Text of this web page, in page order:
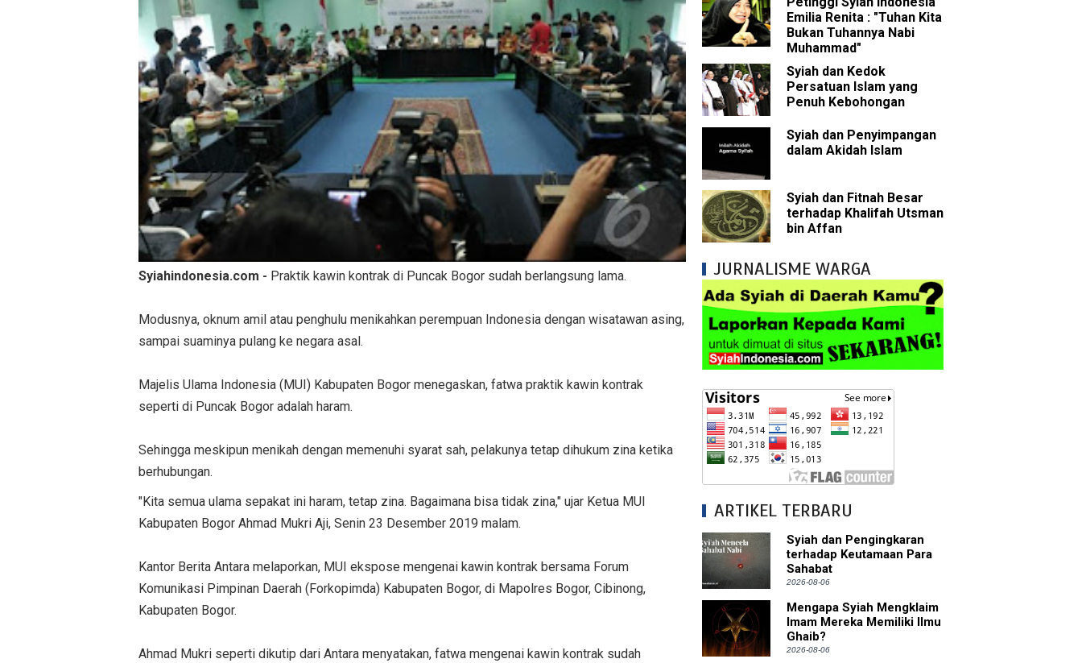
Syiah dan Penyimpangan dalam Akidah Islam
Kesalahan Syiah dalam Menyikapi Khalifah Abu Bakar
Syiah dan Konsep Imamah yang Tidak Masuk Akal dalam Islam
Syiah dan Ketidakkonsistenan dalam Konsep Mahdi
Syiah dan Kedustaan tentang Hak Kekhalifahan
Syiah dan Ketidakbenaran Ajarannya tentang Wilayah Imam
Syiah dan Kedustaan tentang Peristiwa Karbala
Syiah dan Upaya Merusak Ukhuwah Islamiyah
Syiah dan Klaim Palsu tentang Imam Mahdi yang Akan Muncul
Kesalahan Syiah dalam Menjadikan Imam sebagai Perantara kepada Allah
Mengapa Syiah Menganggap Ulama Sunni sebagai Musuh?
Syiahindonesia.com - Praktik kawin kontrak di Puncak Bogor sudah berlangsung lama.
Modusnya, oknum amil atau penghulu menikahkan perempuan Indonesia dengan wisatawan asing,
sampai suaminya pulang ke negara asal.
Majelis Ulama Indonesia (MUI) Kabupaten Bogor menegaskan, fatwa praktik kawin kontrak
seperti di Puncak Bogor adalah haram.
Sehingga meskipun menikah dengan memenuhi syarat sah, pelakunya tetap dihukum zina ketika
berhubungan.
"Kita semua ulama sepakat ini haram, tetap zina. Bagaimana bisa tidak zina," ujar Ketua MUI
Kabupaten Bogor Ahmad Mukri Aji, Senin 23 Desember 2019 malam.
Kantor Berita Antara melaporkan, MUI ekspose mengenai kawin kontrak bersama Forum
Komunikasi Pimpinan Daerah (Forkopimda) Kabupaten Bogor, di Mapolres Bogor, Cibinong,
Kabupaten Bogor.
Ahmad Mukri seperti dikutip dari Antara menyatakan, fatwa mengenai kawin kontrak sudah
Emilia Renita : "Tuhan Kita
Bukan Tuhannya Nabi
Muhammad"
Syiah dan Kedok
Persatuan Islam yang
Penuh Kebohongan
Syiah dan Penyimpangan
dalam Akidah Islam
Syiah dan Fitnah Besar
terhadap Khalifah Utsman
bin Affan
JURNALISME WARGA
ARTIKEL TERBARU
Syiah dan Pengingkaran
terhadap Keutamaan Para
Sahabat
2026-08-06
Mengapa Syiah Mengklaim
Imam Mereka Memiliki Ilmu
Ghaib?
2026-08-06